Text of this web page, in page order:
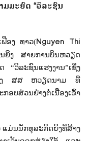
ມມະຍົດ “ວິລະຊົນ
ອງ ທາວ(Nguyen Thi
ຍິງ ສາຍການບິນຫວຽດ
ດ “ວິລະຊົນແຮງງານ”ເຊິ່ງ
ອງ ສສ ຫວຽດນາມ ທີ່
ອບສ່ວນຢ່າງຕໍ່ເນື່ອງເຂົ້າ
ແມ່ນນັກທຸລະກິດຍິງທີ່ສ້າງ